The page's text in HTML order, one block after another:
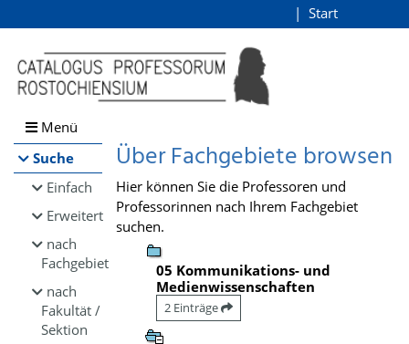
Browsen
direkt zum Inhalt
Start
Menü
Suche
Einfach
Erweitert
nach
Fachgebiet
nach
Fakultät /
Sektion
Über Fachgebiete browsen
Hier können Sie die Professoren und
Professorinnen nach Ihrem Fachgebiet
suchen.
05 Kommunikations- und
Medienwissenschaften
2 Einträge